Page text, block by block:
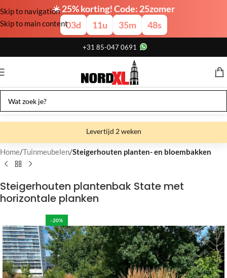
☀️ 25% korting! Code: 25zomer
03d 11u 35m 47s
Skip to navigation
Skip to main content
+31 85-047 0691
Levertijd 2 weken
Gratis verzending
Showroom bij fabriek
Home Tuinmeubelen Steigerhouten planten- en bloembakken
Steigerhouten plantenbak State met
horizontale planken
-20%